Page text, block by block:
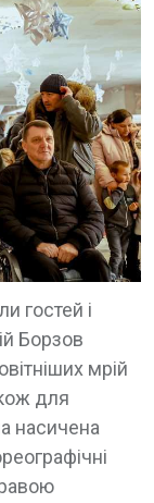
гостей і
Борзов
мрій
для
насичена